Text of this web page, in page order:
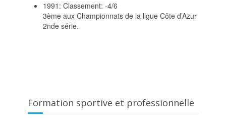
1991: Classement: -4/6
3ème aux Championnats de la ligue Côte d’Azur
2nde série.
Formation sportive et professionnelle